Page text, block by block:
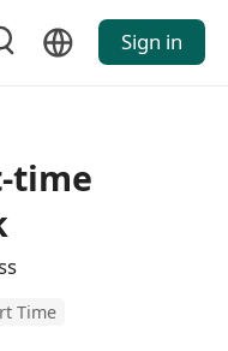
Sign in
time
Time